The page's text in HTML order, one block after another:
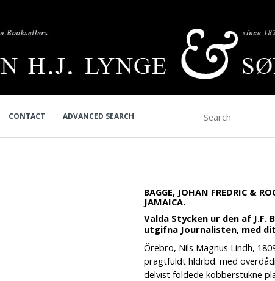
CONTACT ADVANCED SEARCH
BAGGE, JOHAN FREDRIC &
JAMAICA.
Valda Stycken ur den af J.F.
utgifna Journalisten, med
Örebro, Nils Magnus Lindh,
pragtfuldt hldrbd. med
delvist foldede kobberstukne